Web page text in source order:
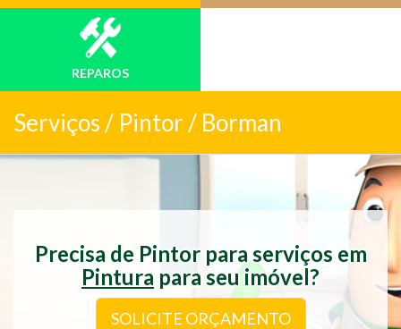
REPAROS
Serviços / Pintor / Borman
Precisa de Pintor para serviços em
Pintura para seu imóvel?
SOLICITE ORÇAMENTO